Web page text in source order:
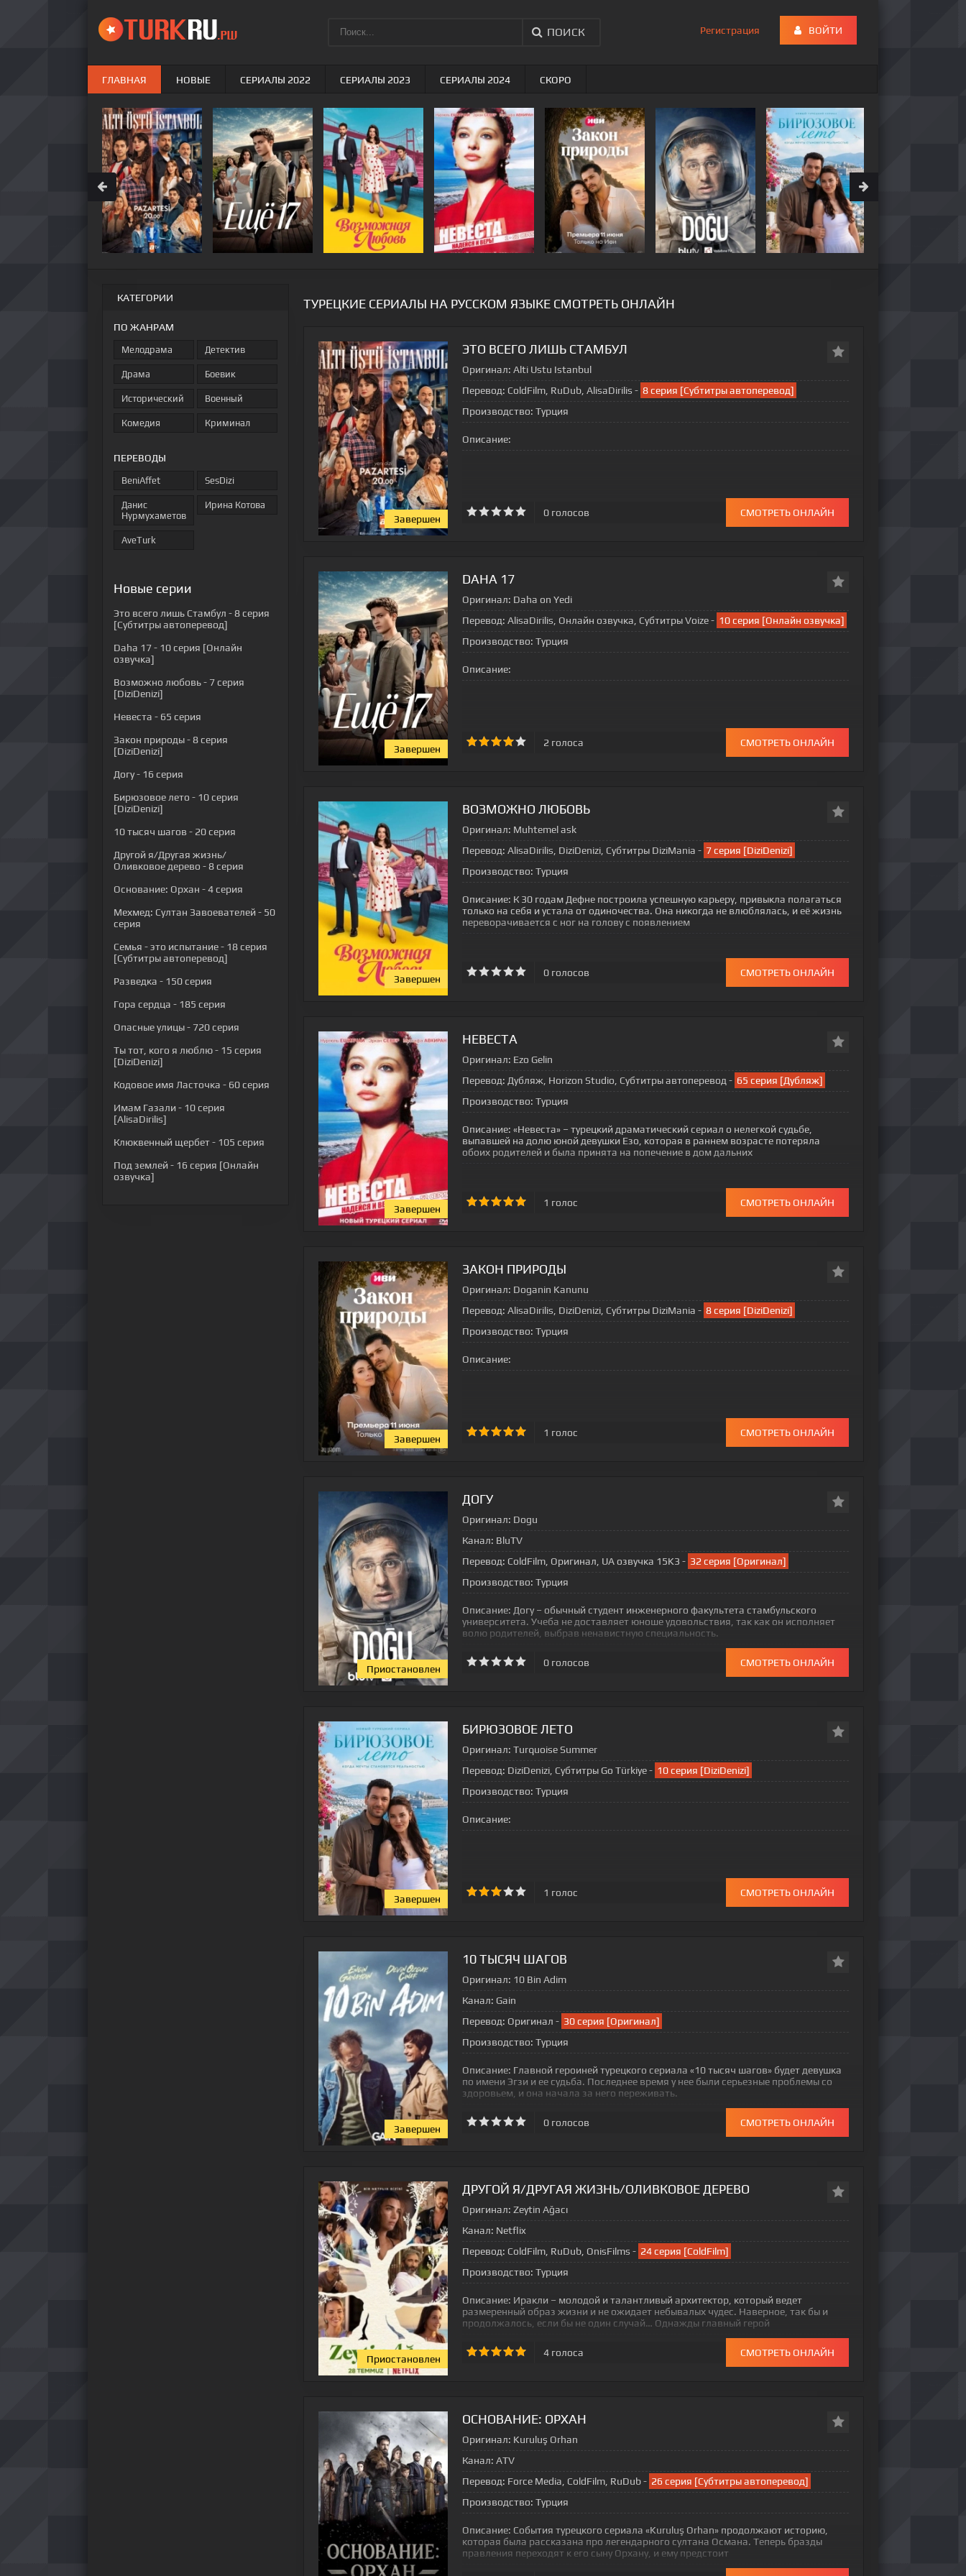
ТУРЕЦКИЕ СЕРИАЛЫ НА РУССКОМ ЯЗЫКЕ СМОТРЕТЬ ОНЛАЙН
Завершен
ЭТО ВСЕГО ЛИШЬ СТАМБУЛ
Оригинал: Alti Ustu Istanbul
Перевод: ColdFilm, RuDub, AlisaDirilis - 8 серия [Субтитры автоперевод]
Производство: Турция
Описание:
0 голосов СМОТРЕТЬ ОНЛАЙН
Завершен
DAHA 17
Оригинал: Daha on Yedi
Перевод: AlisaDirilis, Онлайн озвучка, Субтитры Voize - 10 серия [Онлайн озвучка]
Производство: Турция
Описание:
2 голоса СМОТРЕТЬ ОНЛАЙН
Завершен
ВОЗМОЖНО ЛЮБОВЬ
Оригинал: Muhtemel ask
Перевод: AlisaDirilis, DiziDenizi, Субтитры DiziMania - 7 серия [DiziDenizi]
Производство: Турция
Описание: К 30 годам Дефне построила успешную карьеру, привыкла полагаться
только на себя и устала от одиночества. Она никогда не влюблялась, и её жизнь
переворачивается с ног на голову с появлением
0 голосов СМОТРЕТЬ ОНЛАЙН
Завершен
НЕВЕСТА
Оригинал: Ezo Gelin
Перевод: Дубляж, Horizon Studio, Субтитры автоперевод - 65 серия [Дубляж]
Производство: Турция
Описание: «Невеста» – турецкий драматический сериал о нелегкой судьбе,
выпавшей на долю юной девушки Езо, которая в раннем возрасте потеряла
обоих родителей и была принята на попечение в дом дальних
1 голос СМОТРЕТЬ ОНЛАЙН
Завершен
ЗАКОН ПРИРОДЫ
Оригинал: Doganin Kanunu
Перевод: AlisaDirilis, DiziDenizi, Субтитры DiziMania - 8 серия [DiziDenizi]
Производство: Турция
Описание:
1 голос СМОТРЕТЬ ОНЛАЙН
Приостановлен
ДОГУ
Оригинал: Dogu
Канал: BluTV
Перевод: ColdFilm, Оригинал, UA озвучка 15K3 - 32 серия [Оригинал]
Производство: Турция
Описание: Догу – обычный студент инженерного факультета стамбульского
университета. Учеба не доставляет юноше удовольствия, так как он исполняет
волю родителей, выбрав ненавистную специальность.
0 голосов СМОТРЕТЬ ОНЛАЙН
Завершен
БИРЮЗОВОЕ ЛЕТО
Оригинал: Turquoise Summer
Перевод: DiziDenizi, Субтитры Go Türkiye - 10 серия [DiziDenizi]
Производство: Турция
Описание:
1 голос СМОТРЕТЬ ОНЛАЙН
Завершен
10 ТЫСЯЧ ШАГОВ
Оригинал: 10 Bin Adim
Канал: Gain
Перевод: Оригинал - 30 серия [Оригинал]
Производство: Турция
Описание: Главной героиней турецкого сериала «10 тысяч шагов» будет девушка
по имени Эгзи и ее судьба. Последнее время у нее были серьезные проблемы со
здоровьем, и она начала за него переживать.
0 голосов СМОТРЕТЬ ОНЛАЙН
Приостановлен
ДРУГОЙ Я/ДРУГАЯ ЖИЗНЬ/ОЛИВКОВОЕ ДЕРЕВО
Оригинал: Zeytin Ağacı
Канал: Netflix
Перевод: ColdFilm, RuDub, OnisFilms - 24 серия [ColdFilm]
Производство: Турция
Описание: Иракли – молодой и талантливый архитектор, который ведет
размеренный образ жизни и не ожидает небывалых чудес. Наверное, так бы и
продолжалось, если бы не один случай… Однажды главный герой
4 голоса СМОТРЕТЬ ОНЛАЙН
ОСНОВАНИЕ: ОРХАН
Оригинал: Kuruluş Orhan
Канал: ATV
Перевод: Force Media, ColdFilm, RuDub - 26 серия [Субтитры автоперевод]
Производство: Турция
Описание: События турецкого сериала «Kuruluş Orhan» продолжают историю,
которая была рассказана про легендарного султана Османа. Теперь бразды
правления переходят к его сыну Орхану, и ему предстоит
КАТЕГОРИИ
ПО ЖАНРАМ
Мелодрама
Драма
Исторический
Комедия
Детектив
Боевик
Военный
Криминал
ПЕРЕВОДЫ
BeniAffet
Данис
Нурмухаметов
AveTurk
SesDizi
Ирина Котова
Новые серии
Это всего лишь Стамбул - 8 серия
[Субтитры автоперевод]
Daha 17- 10 серия [Онлайн
озвучка]
Возможно любовь- 7 серия
[DiziDenizi]
Невеста - 65 серия
Закон природы- 8 серия
[DiziDenizi]
Догу- 16 серия
Бирюзовое лето - 10 серия
[DiziDenizi]
10 тысяч шагов - 20 серия
Другой я/Другая жизнь/
Оливковое дерево - 8 серия
Основание: Орхан - 4 серия
Мехмед: Султан Завоевателей - 50
серия
Семья - это испытание- 18 серия
[Субтитры автоперевод]
Разведка - 150 серия
Гора сердца - 185 серия
Опасные улицы- 720 серия
Ты тот, кого я люблю- 15 серия
[DiziDenizi]
Кодовое имя Ласточка - 60 серия
Имам Газали - 10 серия
[AlisaDirilis]
Клюквенный щербет- 105 серия
Под землей - 16 серия [Онлайн
озвучка]
ПОИСК Регистрация ВОЙТИ
ГЛАВНАЯ НОВЫЕ СЕРИАЛЫ 2022 СЕРИАЛЫ 2023 СЕРИАЛЫ 2024 СКОРО